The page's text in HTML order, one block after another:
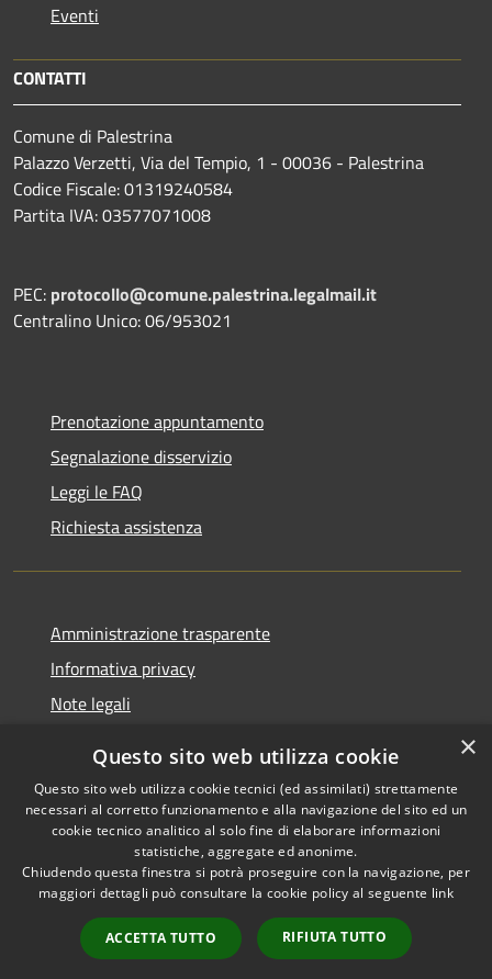
Eventi
CONTATTI
Comune di Palestrina
Palazzo Verzetti, Via del Tempio, 1 - 00036 - Palestrina
Codice Fiscale: 01319240584
Partita IVA: 03577071008
PEC: protocollo@comune.palestrina.legalmail.it
Centralino Unico: 06/953021
Prenotazione appuntamento
Segnalazione disservizio
Leggi le FAQ
Richiesta assistenza
Amministrazione trasparente
Informativa privacy
Note legali
Accessibilità
Privacy
Mappa del sito
Copyright © 2026 • Comune di
Palestrina • Powered by
Municipium•Accesso
redazione
×
Questo sito web utilizza cookie
Questo sito web utilizza cookie tecnici (ed assimilati) strettamente
necessari al corretto funzionamento e alla navigazione del sito ed un
cookie tecnico analitico al solo fine di elaborare informazioni
statistiche, aggregate ed anonime.
Chiudendo questa finestra si potrà proseguire con la navigazione, per
maggiori dettagli può consultare la cookie policy al seguente link
ACCETTA TUTTO RIFIUTA TUTTO